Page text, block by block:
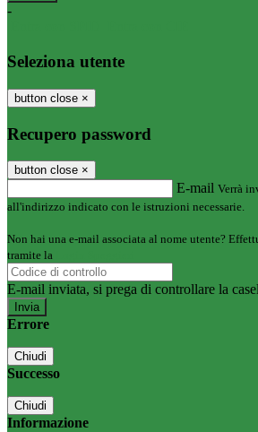
-
Seleziona utente
button close ×
Recupero password
button close ×
E-mail Verrà
all'indirizzo indicato con le istruzioni necessarie.
Non hai una e-mail associata al nome utente?
tramite la
E-mail inviata, si prega di controllare la
Errore
Chiudi
Successo
Chiudi
Informazione